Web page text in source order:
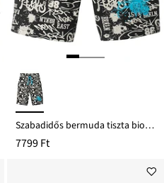
Szabadidős bermuda tiszta bio-pamutból
7799 Ft